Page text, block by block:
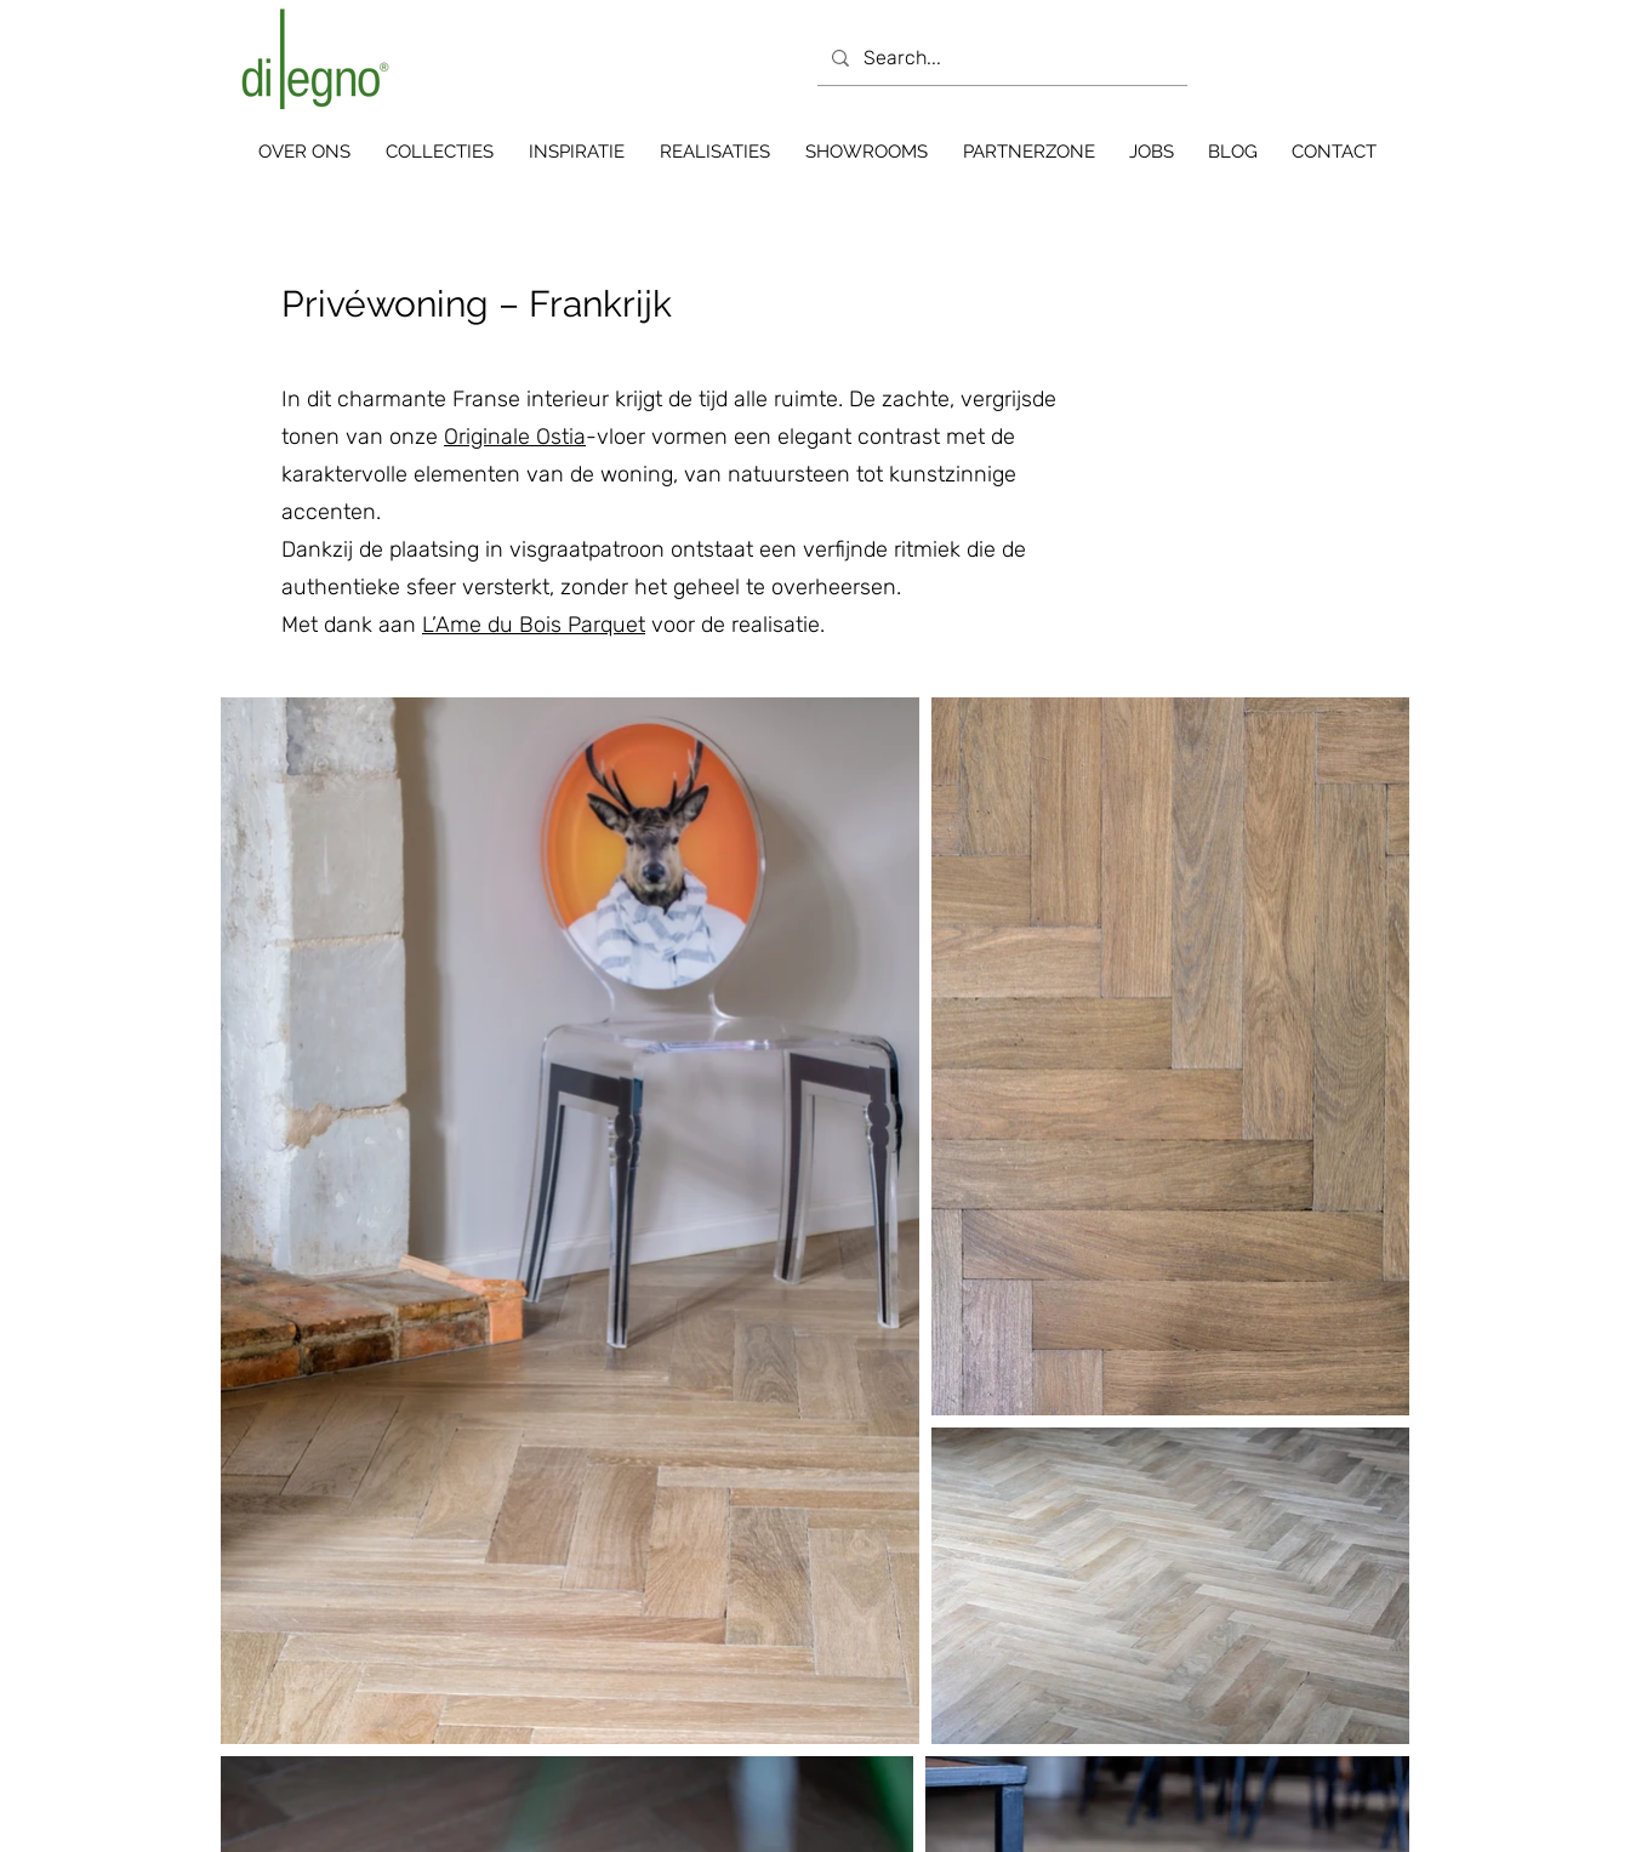
OVER ONS COLLECTIES INSPIRATIE REALISATIES SHOWROOMS PARTNERZONE JOBS BLOG CONTACT
Privéwoning – Frankrijk
In dit charmante Franse interieur krijgt de tijd alle ruimte. De zachte, vergrijsde
tonen van onze Originale Ostia-vloer vormen een elegant contrast met de
karaktervolle elementen van de woning, van natuursteen tot kunstzinnige
accenten.
Dankzij de plaatsing in visgraatpatroon ontstaat een verfijnde ritmiek die de
authentieke sfeer versterkt, zonder het geheel te overheersen.
Met dank aan L’Ame du Bois Parquet voor de realisatie.